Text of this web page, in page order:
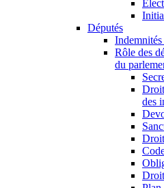
Députés
Rôle des
du
des